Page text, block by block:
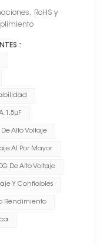
RoHS y
:
1,5μF
Alto Voltaje
Al Por Mayor
De Alto Voltaje
Y Confiables
Rendimiento